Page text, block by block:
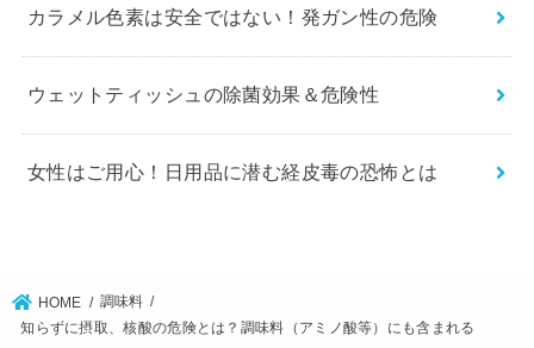
カラメル色素は安全ではない！発ガン性の危険
ウェットティッシュの除菌効果＆危険性
女性はご用心！日用品に潜む経皮毒の恐怖とは
HOME
調味料
知らずに摂取、核酸の危険とは？調味料（アミノ酸等）にも含まれる